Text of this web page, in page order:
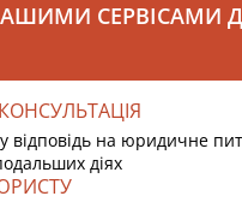
відповідь на юридичне
діях